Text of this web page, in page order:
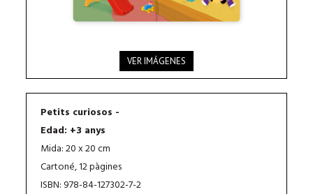
VER IMÁGENES
Petits curiosos -
Edad: +3 anys
Mida: 20 x 20 cm
Cartoné, 12 pàgines
ISBN: 978-84-127302-7-2